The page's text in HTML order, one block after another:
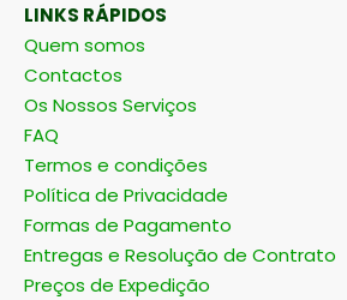
LINKS RÁPIDOS
Quem somos
Contactos
Os Nossos Serviços
FAQ
Termos e condições
Política de Privacidade
Formas de Pagamento
Entregas e Resolução de Contrato
Preços de Expedição